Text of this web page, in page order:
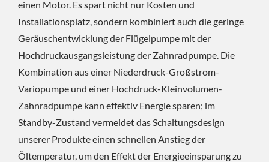
einen Motor. Es spart nicht nur Kosten und
Installationsplatz, sondern kombiniert auch die geringe
Geräuschentwicklung der Flügelpumpe mit der
Hochdruckausgangsleistung der Zahnradpumpe. Die
Kombination aus einer Niederdruck-Großstrom-
Variopumpe und einer Hochdruck-Kleinvolumen-
Zahnradpumpe kann effektiv Energie sparen; im
Standby-Zustand vermeidet das Schaltungsdesign
unserer Produkte einen schnellen Anstieg der
Öltemperatur, um den Effekt der Energieeinsparung zu